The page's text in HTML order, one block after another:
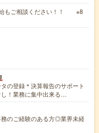
もご相談ください！！ ※8
の登録＊決算報告のサポート
し！業務に集中出来る…
のご経験のある方◎業界未経